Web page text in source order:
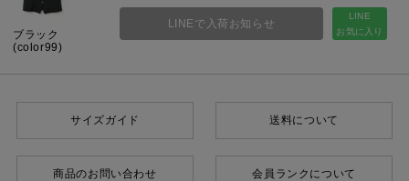
ブラック
(color99)
LINE
お気に入り
LINEで入荷お知らせ
サイズガイド 送料について
商品のお問い合わせ 会員ランクについて